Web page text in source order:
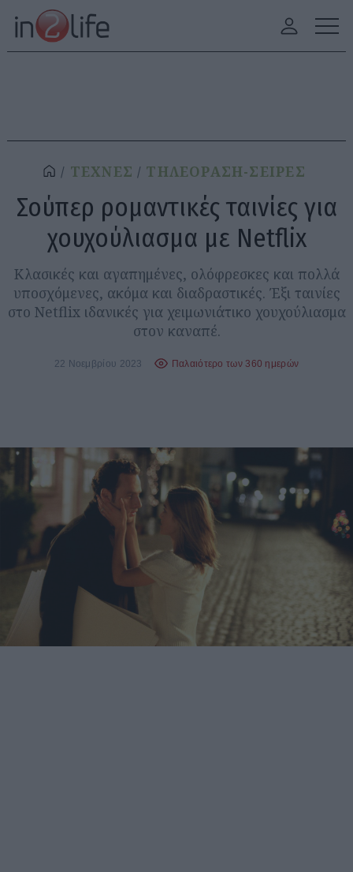
ΤΕΧΝΕΣ ΤΗΛΕΟΡΑΣΗ-ΣΕΙΡΕΣ
Σούπερ ρομαντικές ταινίες για
χουχούλιασμα με Netflix
Κλασικές και αγαπημένες, ολόφρεσκες και πολλά
υποσχόμενες, ακόμα και διαδραστικές. Έξι ταινίες
στο Netflix ιδανικές για χειμωνιάτικο χουχούλιασμα
στον καναπέ.
22 Νοεμβρίου 2023 Παλαιότερο των 360 ημερών